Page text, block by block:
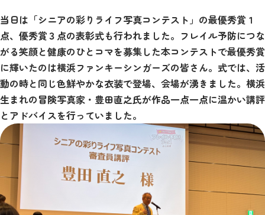
当日は「シニアの彩りライフ写真コンテスト」の最優秀賞１
点、優秀賞３点の表彰式も行われました。フレイル予防につな
がる笑顔と健康のひとコマを募集した本コンテストで最優秀賞
に輝いたのは横浜ファンキーシンガーズの皆さん。式では、活
動の時と同じ色鮮やかな衣装で登場、会場が湧きました。横浜
生まれの冒険写真家・豊田直之氏が作品一点一点に温かい講評
とアドバイスを行っていました。